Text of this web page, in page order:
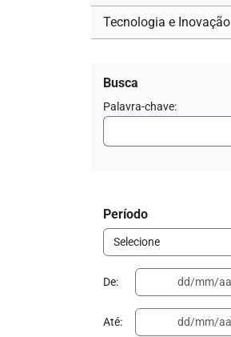
Tecnologia e Inovação
Busca
Palavra-chave:
Período
De:
Até: